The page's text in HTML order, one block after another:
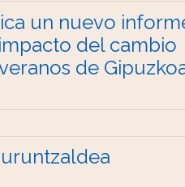
un nuevo
del cambio
de